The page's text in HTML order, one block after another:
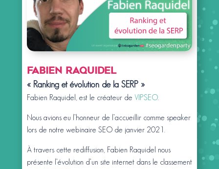
Fabien RAQUIDEL
« Ranking et évolution de la SERP »
Fabien Raquidel, est le créateur de VIPSEO.
Nous avions eu l’honneur de l’accueillir comme speaker
lors de notre webinaire SEO de janvier 2021.
À travers cette rediffusion, Fabien Raquidel nous
présente l’évolution d’un site internet dans le classement